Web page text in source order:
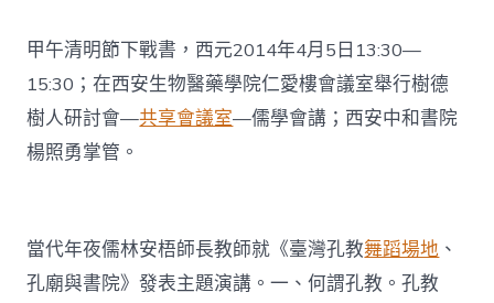
甲午清明節下戰書，西元2014年4月5日13:30—
15:30；在西安生物醫藥學院仁愛樓會議室舉行樹德
樹人研討會—共享會議室—儒學會講；西安中和書院
楊照勇掌管。
當代年夜儒林安梧師長教師就《臺灣孔教舞蹈場地 、
孔廟與書院》發表主題演講。一、何謂孔教。孔教